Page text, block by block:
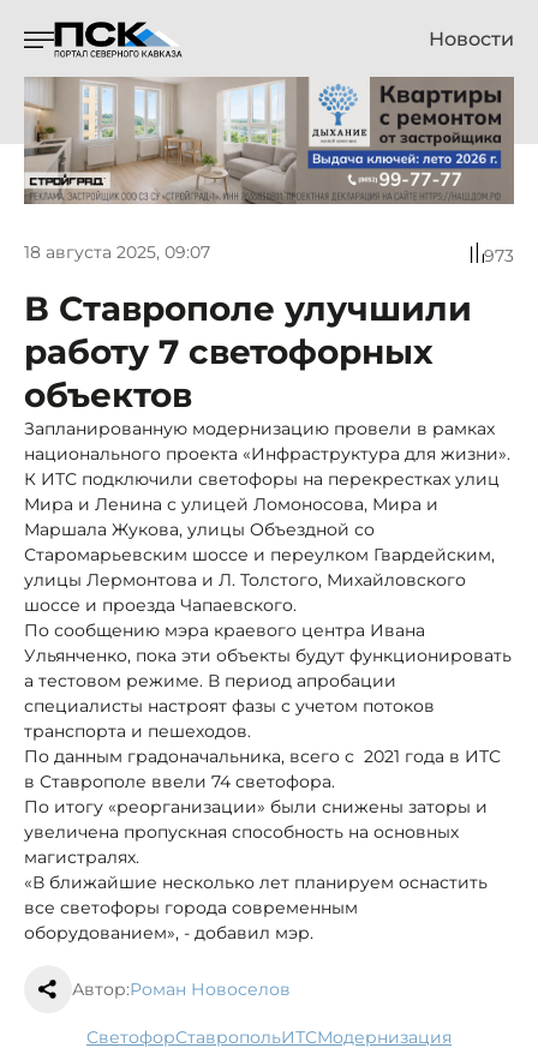
Новости
18 августа 2025, 09:07 973
В Ставрополе улучшили
работу 7 светофорных
объектов
Запланированную модернизацию провели в рамках
национального проекта «Инфраструктура для жизни».
К ИТС подключили светофоры на перекрестках улиц
Мира и Ленина с улицей Ломоносова, Мира и
Маршала Жукова, улицы Объездной со
Старомарьевским шоссе и переулком Гвардейским,
улицы Лермонтова и Л. Толстого, Михайловского
шоссе и проезда Чапаевского.
По сообщению мэра краевого центра Ивана
Ульянченко, пока эти объекты будут функционировать
а тестовом режиме. В период апробации
специалисты настроят фазы с учетом потоков
транспорта и пешеходов.
По данным градоначальника, всего с 2021 года в ИТС
в Ставрополе ввели 74 светофора.
По итогу «реорганизации» были снижены заторы и
увеличена пропускная способность на основных
магистралях.
«В ближайшие несколько лет планируем оснастить
все светофоры города современным
оборудованием», - добавил мэр.
Автор:Роман Новоселов
светофор Ставрополь ИТС модернизация